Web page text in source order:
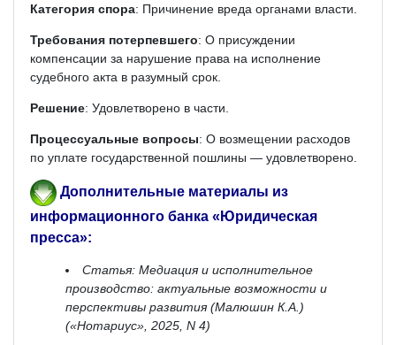
Категория спора: Причинение вреда органами власти.
Требования потерпевшего: О присуждении
компенсации за нарушение права на исполнение
судебного акта в разумный срок.
Решение: Удовлетворено в части.
Процессуальные вопросы: О возмещении расходов
по уплате государственной пошлины — удовлетворено.
Дополнительные материалы из
информационного банка «Юридическая
пресса»:
Статья: Медиация и исполнительное
производство: актуальные возможности и
перспективы развития (Малюшин К.А.)
(«Нотариус», 2025, N 4)